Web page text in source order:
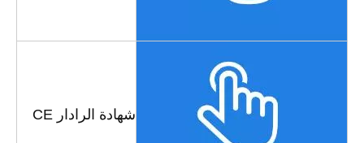
شهادة الرادار CE